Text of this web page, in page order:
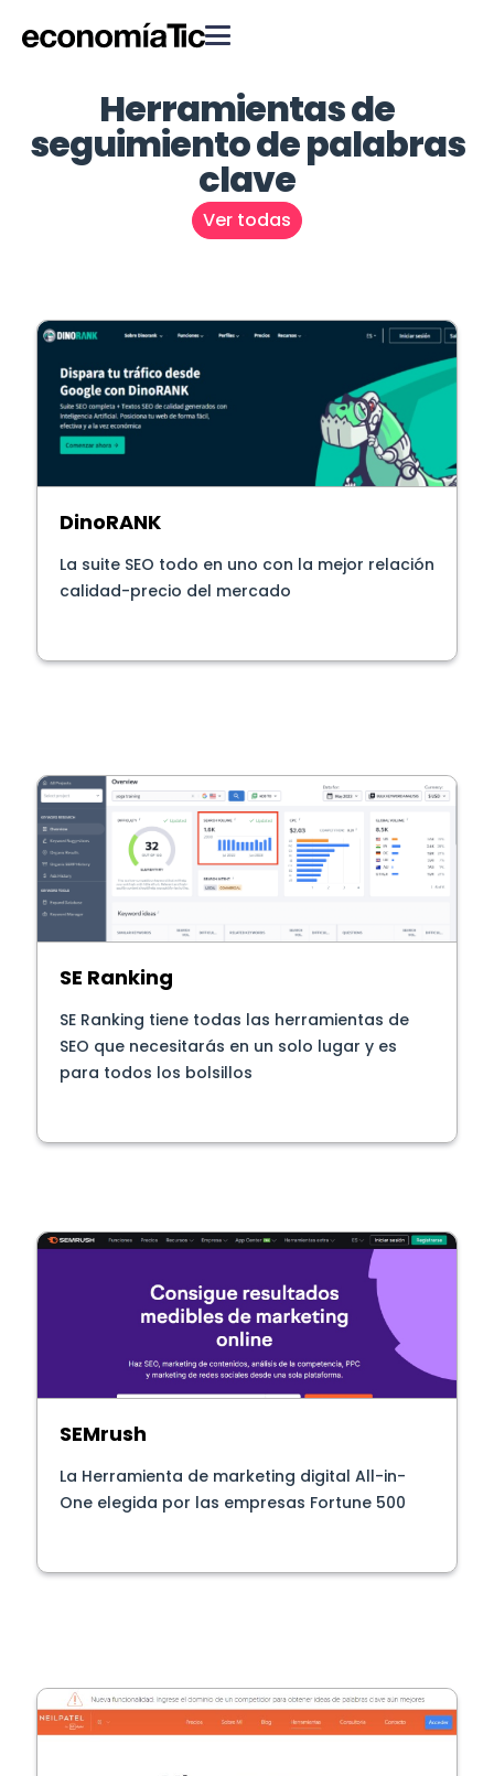
Herramientas de
seguimiento de palabras
clave
Ver todas
DinoRANK
La suite SEO todo en uno con la mejor relación
calidad-precio del mercado
SE Ranking
SE Ranking tiene todas las herramientas de
SEO que necesitarás en un solo lugar y es
para todos los bolsillos
SEMrush
La Herramienta de marketing digital All-in-
One elegida por las empresas Fortune 500